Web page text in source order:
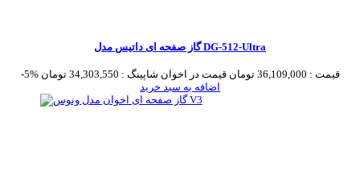
گاز صفحه ای داتیس مدل DG-512-Ultra
-5% قیمت : 36,109,000 تومان قیمت در اخوان شاپینگ : 34,303,550 تومان
اضافه به سبد خرید